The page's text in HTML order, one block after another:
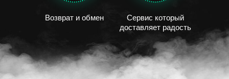
Возврат и обмен
Сервис который
доставляет радость